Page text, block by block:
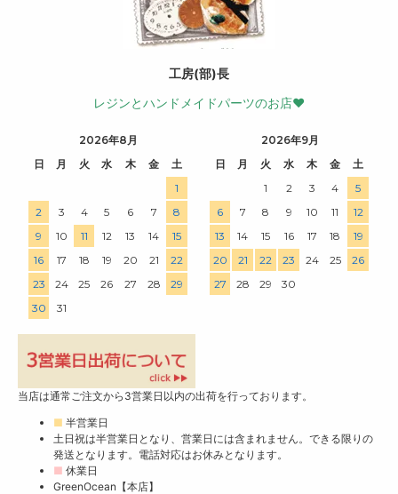
工房(部)長
レジンとハンドメイドパーツのお店♥
2026年8月
日
月 火 水 木 金
土
1
2
3 4 5 6 7
8
9
10 11 12 13 14
15
16
17 18 19 20 21
22
23
24 25 26 27 28
29
30
31
2026年9月
日
月 火 水 木 金
土
1
2 3 4
5
6
7 8 9 10 11
12
13
14 15 16 17 18
19
20
21 22 23 24 25
26
27
28 29 30
当店は通常ご注文から3営業日以内の出荷を行っております。
■ 半営業日
土日祝は半営業日となり、営業日には含まれません。できる限りの
発送となります。電話対応はお休みとなります。
■ 休業日
GreenOcean【本店】